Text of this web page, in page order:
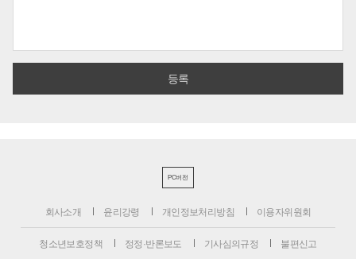
PC버전
회사소개 윤리강령 개인정보처리방침 이용자위원회
청소년보호정책 정정·반론보도 기사심의규정 불편신고